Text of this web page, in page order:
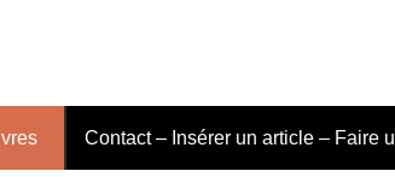
Contact – Insérer un article – Faire